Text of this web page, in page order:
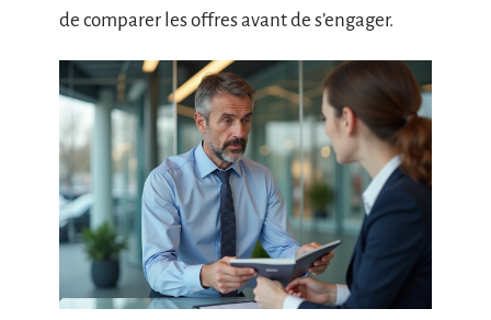
de comparer les offres avant de s’engager.